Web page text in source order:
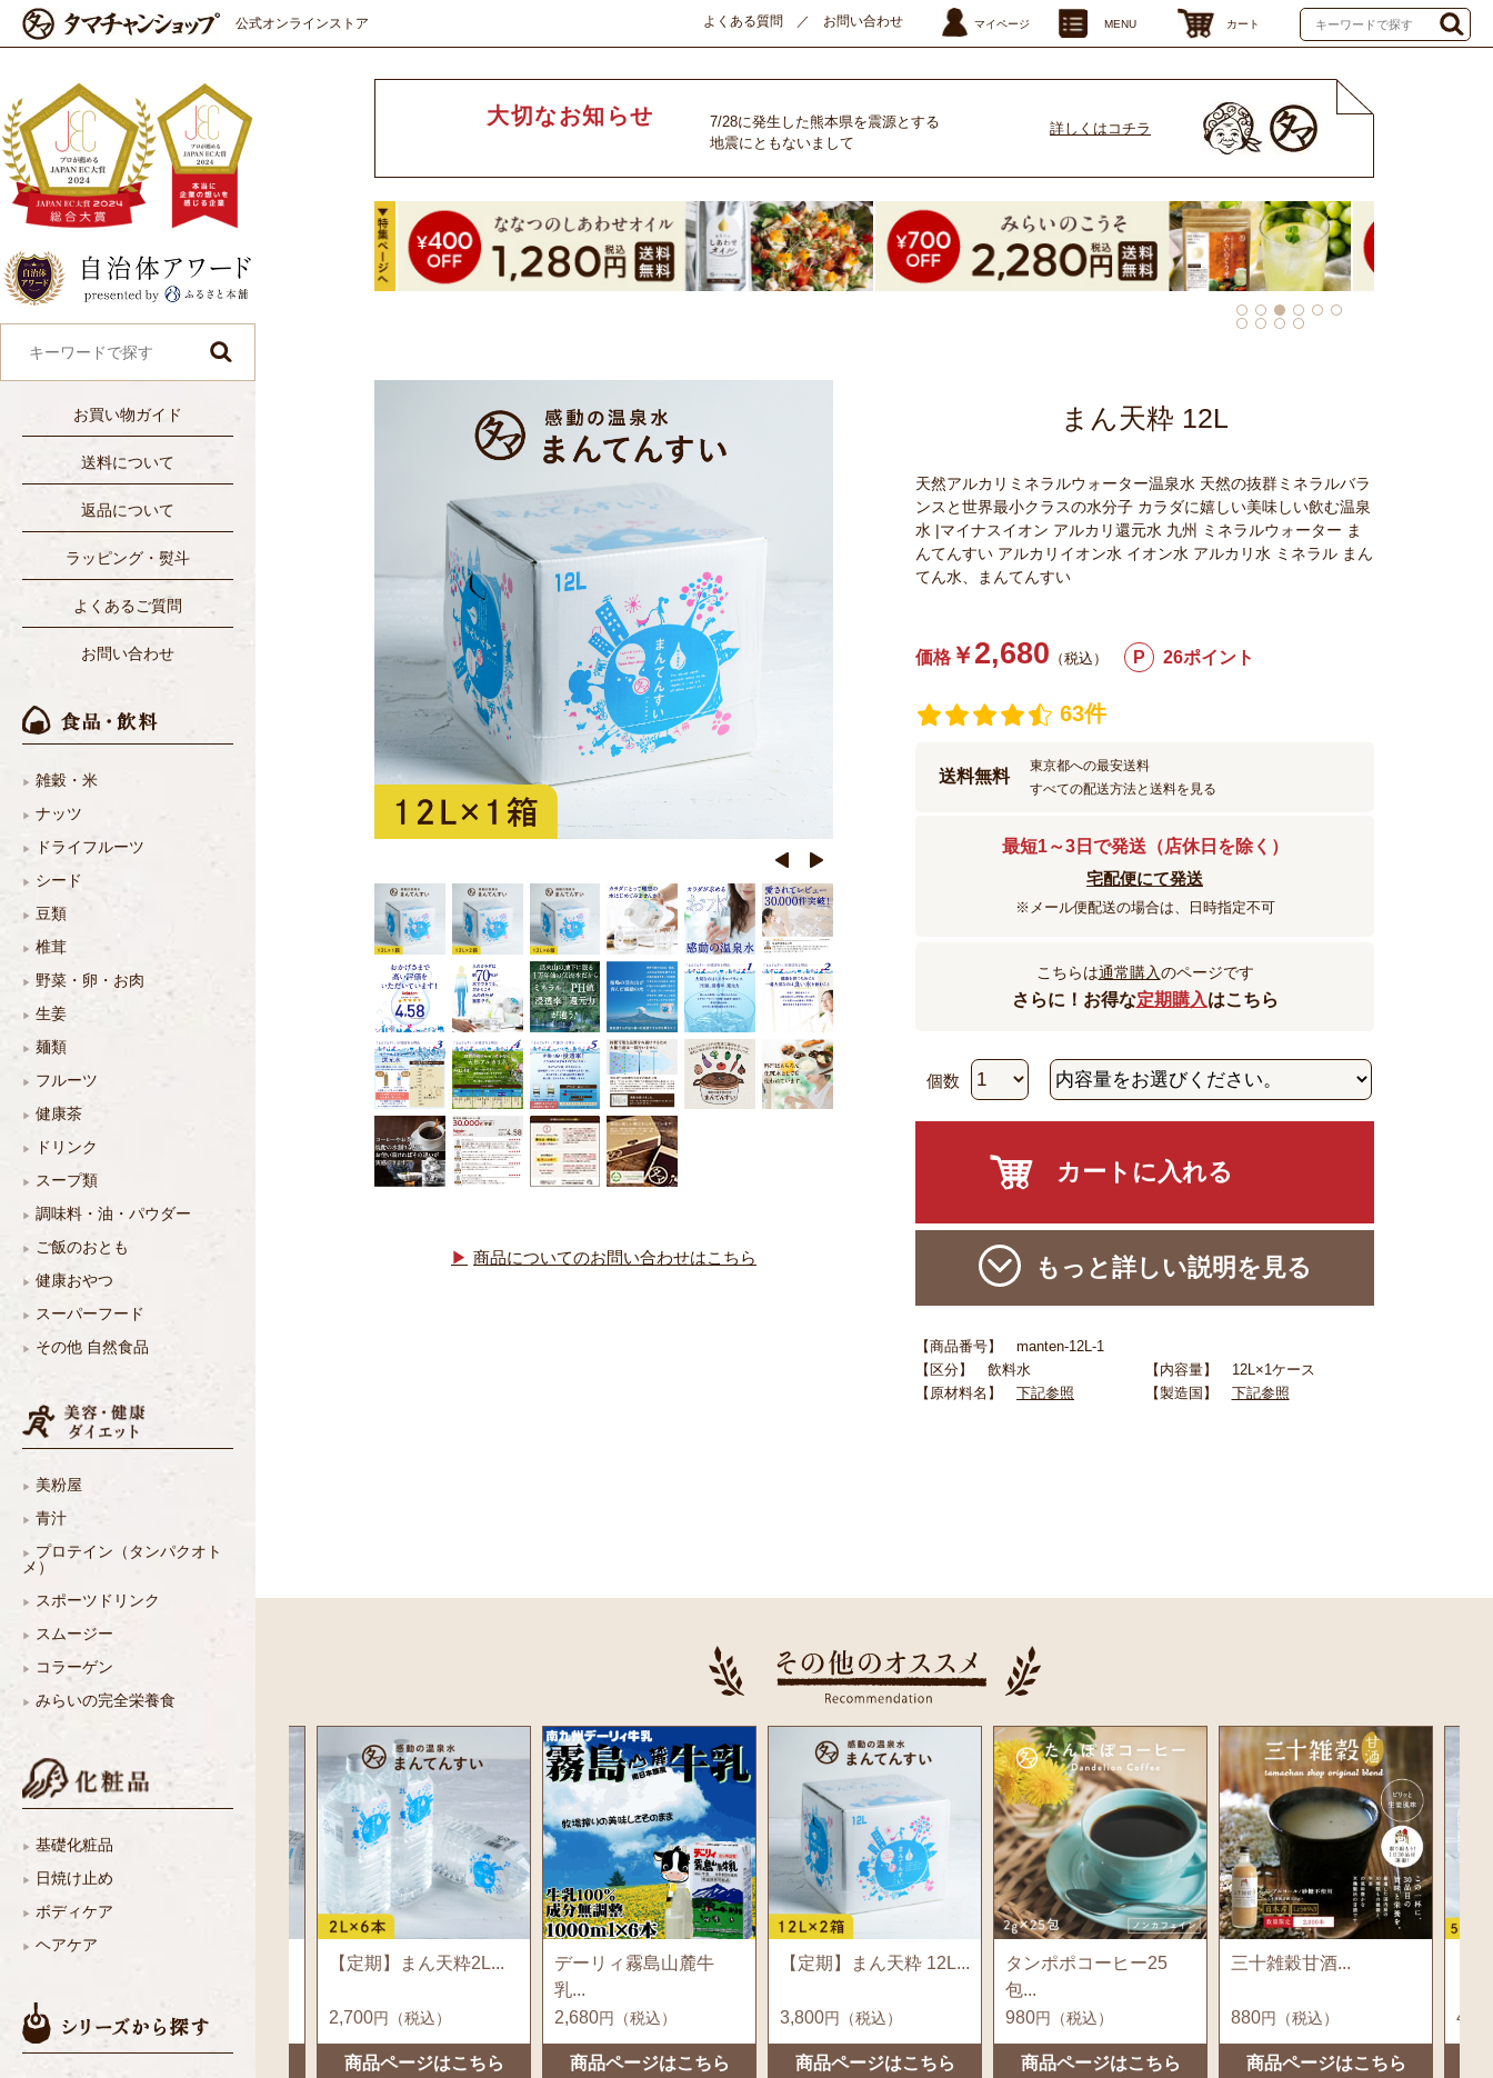
公式オンラインストア よくある質問 ／ お問い合わせ マイページ MENU カート
お買い物ガイド
送料について
返品について
ラッピング・熨斗
よくあるご質問
お問い合わせ
雑穀・米
ナッツ
ドライフルーツ
シード
豆類
椎茸
野菜・卵・お肉
生姜
麺類
フルーツ
健康茶
ドリンク
スープ類
調味料・油・パウダー
ご飯のおとも
健康おやつ
スーパーフード
その他 自然食品
美粉屋
青汁
プロテイン（タンパクオト
メ）
スポーツドリンク
スムージー
コラーゲン
みらいの完全栄養食
基礎化粧品
日焼け止め
ボディケア
ヘアケア
大切なお知らせ
7/28に発生した熊本県を震源とする
地震にともないまして
詳しくはコチラ
商品についてのお問い合わせはこちら
まん天粋 12L
天然アルカリミネラルウォーター温泉水 天然の抜群ミネラルバラ
ンスと世界最小クラスの水分子 カラダに嬉しい美味しい飲む温泉
水 |マイナスイオン アルカリ還元水 九州 ミネラルウォーター ま
んてんすい アルカリイオン水 イオン水 アルカリ水 ミネラル まん
てん水、まんてんすい
価格 ￥2,680 （税込） P 26ポイント
63件
送料無料
東京都への最安送料
すべての配送方法と送料を見る
最短1～3日で発送（店休日を除く）
宅配便にて発送
※メール便配送の場合は、日時指定不可
こちらは通常購入のページです
さらに！お得な定期購入はこちら
個数
もっと詳しい説明を見る
【商品番号】 manten-12L-1
【区分】 飲料水
【内容量】 12L×1ケース
【原材料名】 下記参照 【製造国】 下記参照
4,300
円（税込）
【定期】まん天粋2L...
2,700円（税込）
商品ページはこちら
デーリィ霧島山麓牛
乳...
2,680円（税込）
商品ページはこちら
【定期】まん天粋 12L...
3,800円（税込）
商品ページはこちら
タンポポコーヒー25
包...
980円（税込）
商品ページはこちら
三十雑穀甘酒...
880円（税込）
商品ページはこちら